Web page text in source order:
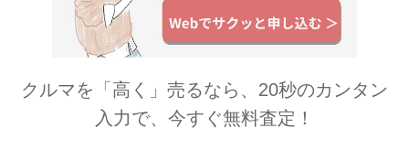
クルマを「高く」売るなら、20秒のカンタン
入力で、今すぐ無料査定！